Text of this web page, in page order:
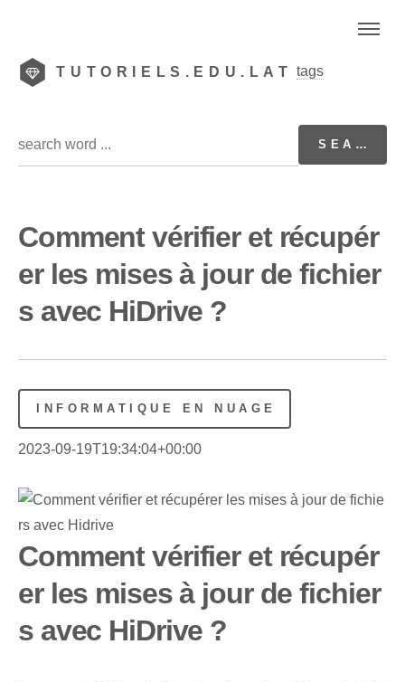
TUTORIELS.EDU.LAT tags
Comment vérifier et récupér
er les mises à jour de fichier
s avec HiDrive ?
INFORMATIQUE EN NUAGE
2023-09-19T19:34:04+00:00
Comment vérifier et récupér
er les mises à jour de fichier
s avec HiDrive ?